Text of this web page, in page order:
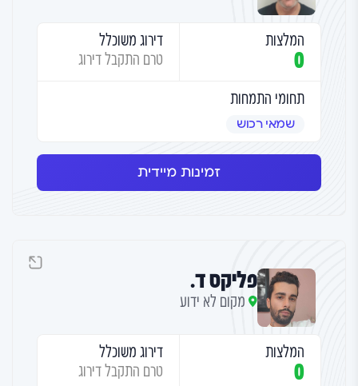
המלצות
0
דירוג משוכלל
טרם התקבל דירוג
תחומי התמחות
שמאי רכוש
זמינות מיידית
פליקס ד.
מקום לא ידוע
המלצות
0
דירוג משוכלל
טרם התקבל דירוג